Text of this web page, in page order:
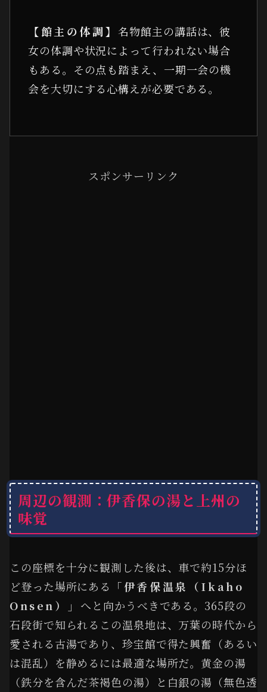
【館主の体調】名物館主の講話は、彼
女の体調や状況によって行われない場合
もある。その点も踏まえ、一期一会の機
会を大切にする心構えが必要である。
スポンサーリンク
周辺の観測：伊香保の湯と上州の
味覚
この座標を十分に観測した後は、車で約15分ほ
ど登った場所にある
「伊香保温泉（Ikaho
Onsen）」 へと向かうべきである。365段の
石段街で知られるこの温泉地は、万葉の時代から
愛される古湯であり、珍宝館で得た興奮（あるい
は混乱）を静めるには最適な場所だ。黄金の湯
（鉄分を含んだ茶褐色の湯）と白銀の湯（無色透